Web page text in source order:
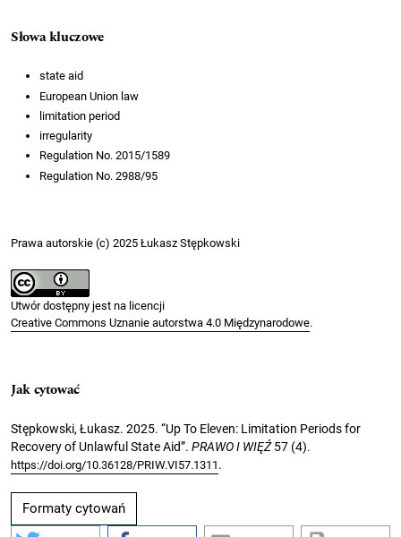
Słowa kluczowe
state aid
European Union law
limitation period
irregularity
Regulation No. 2015/1589
Regulation No. 2988/95
Prawa autorskie (c) 2025 Łukasz Stępkowski
Utwór dostępny jest na licencji
Creative Commons Uznanie autorstwa 4.0 Międzynarodowe.
Jak cytować
Stępkowski, Łukasz. 2025. “Up To Eleven: Limitation Periods for
Recovery of Unlawful State Aid”. PRAWO I WIĘŹ57 (4).
https://doi.org/10.36128/PRIW.VI57.1311 .
Formaty cytowań